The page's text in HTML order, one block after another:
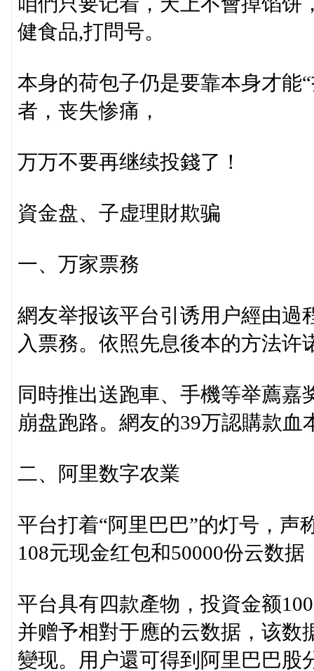
健食品,打問号。
本身的荷包子仍是要靠本身才能
者，丧失惨痛，
万万不要再继续投錢了！
資金盘、子虚理財欺骗
一、万家票務
網友举报该平台引诱用户經由過
入票務。依照先息後本的方法许
同時推出送跑車、手機等举薦嘉
崩盘跑路。網友的39万認購款血
二、阿里数字农業
平台打着“阿里巴巴”的灯号，声
108元现金红包和50000份云数
平台具有四款產物，投資金额
并赠予相對于應的云数据，该数
變现。用户還可得到阿里巴巴股